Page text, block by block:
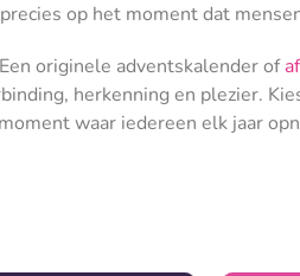
op het moment dat
originele adventskalender of
herkenning en plezier.
waar iedereen elk jaar